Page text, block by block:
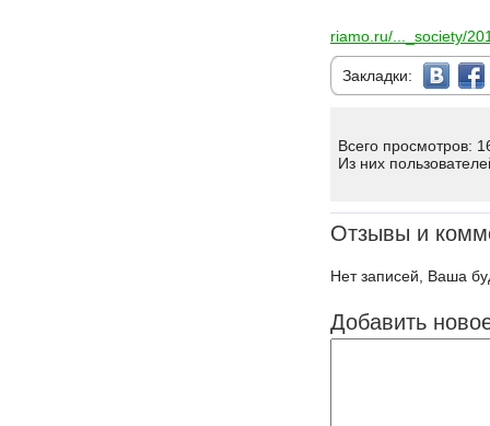
riamo.ru/..._society/
Закладки:
Всего просмотров:
Из них
Отзывы и
Нет записей, Ваша
Добавить